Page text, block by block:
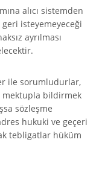
alıcı sistemden
isteyemeyeceği
ayrılması
ile sorumludurlar,
mektupla bildirmek
sözleşme
hukuki ve geçeri
tebligatlar hüküm